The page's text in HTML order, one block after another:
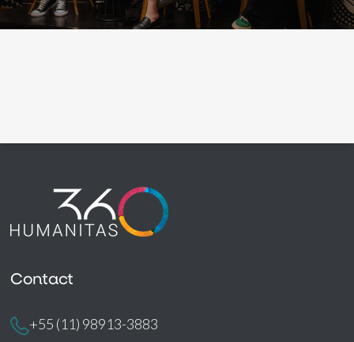
Contact
+55 (11) 98913-3883